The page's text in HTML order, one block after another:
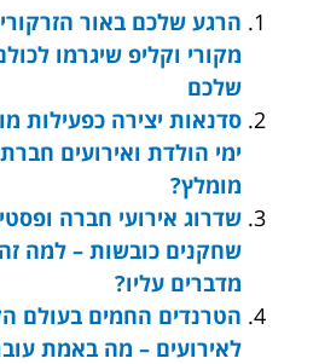
הרגע שלכם באור
מקורי וקליפ שיגרמו
שלכם
סדנאות יצירה כפעילות
ימי הולדת ואירועים
מומלץ?
שדרוג אירועי חברה
שחקנים כובשות – למה
מדברים עליו?
הטרנדים החמים בעולם
לאירועים – מה באמת